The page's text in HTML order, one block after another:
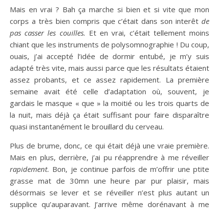
Mais en vrai ? Bah ça marche si bien et si vite que mon
corps a très bien compris que c’était dans son interêt de
pas casser les couilles. Et en vrai, c’était tellement moins
chiant que les instruments de polysomnographie ! Du coup,
ouais, j’ai accepté l’idée de dormir entubé, je m’y suis
adapté très vite, mais aussi parce que les résultats étaient
assez probants, et ce assez rapidement. La première
semaine avait été celle d’adaptation où, souvent, je
gardais le masque « que » la moitié ou les trois quarts de
la nuit, mais déjà ça était suffisant pour faire disparaître
quasi instantanément le brouillard du cerveau.
Plus de brume, donc, ce qui était déjà une vraie première.
Mais en plus, derrière, j’ai pu réapprendre à me réveiller
rapidement. Bon, je continue parfois de m’offrir une ptite
grasse mat de 30mn une heure par pur plaisir, mais
désormais se lever et se réveiller n’est plus autant un
supplice qu’auparavant. J’arrive même dorénavant à me